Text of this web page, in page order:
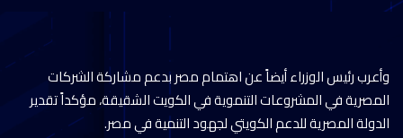
وأعرب رئيس الوزراء أيضاً عن اهتمام مصر بدعم مشاركة الشركات
المصرية في المشروعات التنموية في الكويت الشقيقة، مؤكداً تقدير
الدولة المصرية للدعم الكويتي لجهود التنمية في مصر.